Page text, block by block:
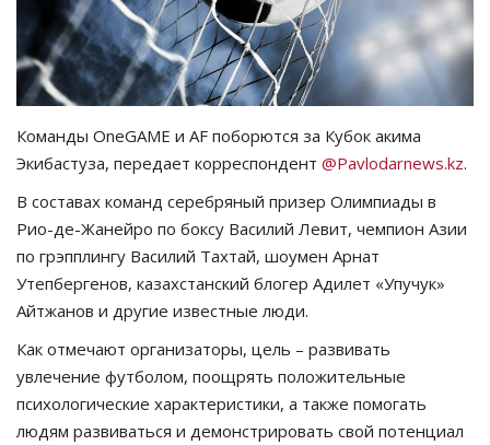
РАЗВЛЕЧЕНИЯ
OFFICIAL
Курултай
Язык
Қазақша Русский
Команды OneGAME и AF поборются за Кубок акима
Экибастуза, передает корреспондент @Pavlodarnews.kz.
В составах команд серебряный призер Олимпиады в
Рио-де-Жанейро по боксу Василий Левит, чемпион Азии
по грэпплингу Василий Тахтай, шоумен Арнат
Утепбергенов, казахстанский блогер Адилет «Упучук»
Айтжанов и другие известные люди.
Как отмечают организаторы, цель – развивать
увлечение футболом, поощрять положительные
психологические характеристики, а также помогать
людям развиваться и демонстрировать свой потенциал